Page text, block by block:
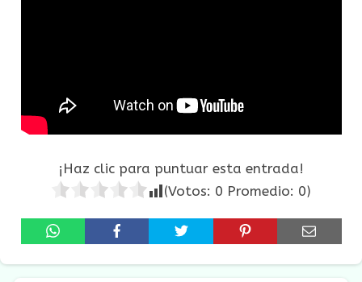
¡Haz clic para puntuar esta entrada!
(Votos: 0 Promedio: 0)